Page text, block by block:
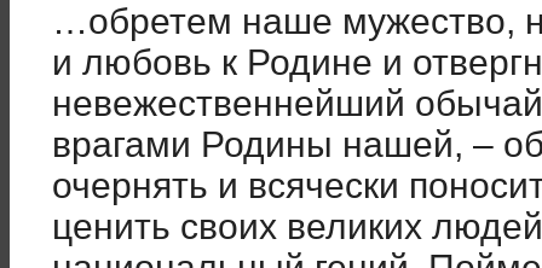
…обретем наше мужество,
и любовь к Родине и
невежественнейший
врагами Родины нашей, –
очернять и всячески
ценить своих великих